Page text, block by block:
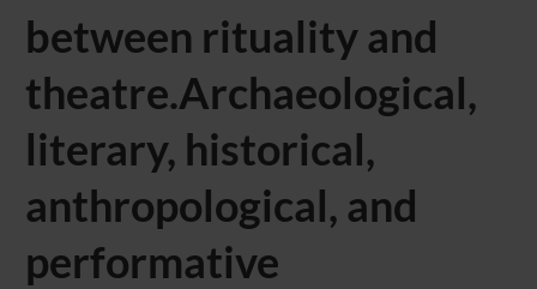
between rituality and
theatre.Archaeological,
literary, historical,
anthropological, and
performative